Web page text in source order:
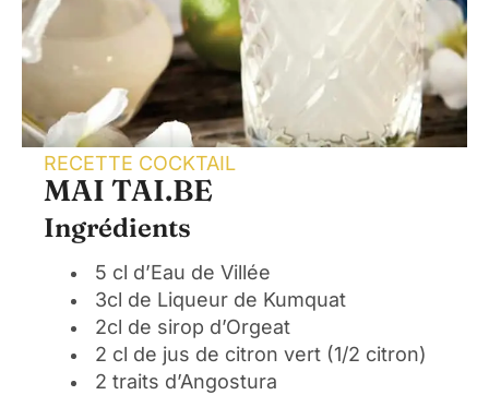
RECETTE COCKTAIL
MAI TAI.BE
Ingrédients
5 cl d’Eau de Villée
3cl de Liqueur de Kumquat
2cl de sirop d’Orgeat
2 cl de jus de citron vert (1/2 citron)
2 traits d’Angostura